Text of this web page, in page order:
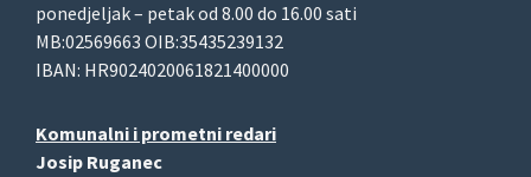
ponedjeljak – petak od 8.00 do 16.00 sati
MB:02569663 OIB:35435239132
IBAN: HR9024020061821400000
Komunalni i prometni redari
Josip Ruganec